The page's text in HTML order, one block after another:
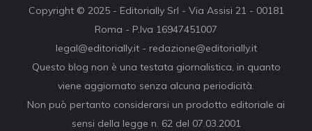
Copyright © 2025 - Editorially Srl - Via Assisi 21 - 00181
Roma - P.Iva 16947451007
legal@editorially.it - redazione@editorially.it
Questo blog non è una testata giornalistica, in quanto
viene aggiornato senza alcuna periodicità.
Non può pertanto considerarsi un prodotto editoriale ai
sensi della legge n. 62 del 07.03.2001